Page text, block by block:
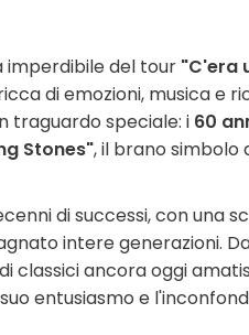
imperdibile del tour "C'era
di emozioni, musica e
traguardo speciale: i 60
Stones", il brano simbolo
di successi, con una
intere generazioni.
classici ancora oggi
entusiasmo e